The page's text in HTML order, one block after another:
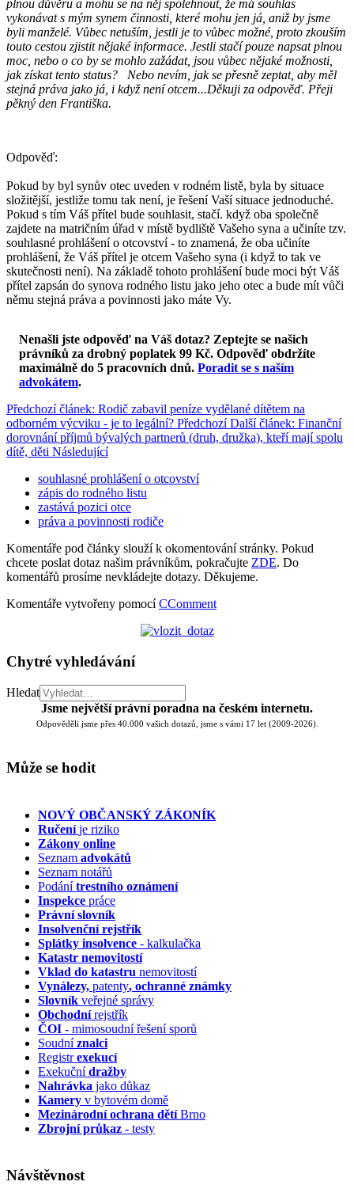
plnou důvěru a mohu se na něj spolehnout, že má souhlas
vykonávat s mým synem činnosti, které mohu jen já, aniž by jsme
byli manželé. Vůbec netuším, jestli je to vůbec možné, proto zkouším
touto cestou zjistit nějaké informace. Jestli stačí pouze napsat plnou
moc, nebo o co by se mohlo zažádat, jsou vůbec nějaké možnosti,
jak získat tento status? Nebo nevím, jak se přesně zeptat, aby měl
stejná práva jako já, i když není otcem...Děkuji za odpověď. Přeji
pěkný den Františka.
Odpověď:
Pokud by byl synův otec uveden v rodném listě, byla by situace
složitější, jestliže tomu tak není, je řešení Vaší situace jednoduché.
Pokud s tím Váš přítel bude souhlasit, stačí. když oba společně
zajdete na matričním úřad v místě bydliště Vašeho syna a učiníte tzv.
souhlasné prohlášení o otcovství - to znamená, že oba učiníte
prohlášení, že Váš přítel je otcem Vašeho syna (i když to tak ve
skutečnosti není). Na základě tohoto prohlášení bude moci být Váš
přítel zapsán do synova rodného listu jako jeho otec a bude mít vůči
němu stejná práva a povinnosti jako máte Vy.
Nenašli jste odpověď na Váš dotaz? Zeptejte se našich
právníků za drobný poplatek 99 Kč. Odpověď obdržíte
maximálně do 5 pracovních dnů. Poradit se s naším
advokátem.
Předchozí článek: Rodič zabavil peníze vydělané dítětem na
odborném výcviku - je to legální? Předchozí Další článek: Finanční
dorovnání příjmů bývalých partnerů (druh, družka), kteří mají spolu
dítě, děti Následující
souhlasné prohlášení o otcovství
zápis do rodného listu
zastává pozici otce
práva a povinnosti rodiče
Komentáře pod články slouží k okomentování stránky. Pokud
chcete poslat dotaz našim právníkům, pokračujte ZDE. Do
komentářů prosíme nevkládejte dotazy. Děkujeme.
Komentáře vytvořeny pomocíCComment
Chytré vyhledávání
Hledat
Jsme největší právní poradna na českém internetu.
Odpověděli jsme přes 40.000 vašich dotazů, jsme s vámi 17 let (2009-2026).
Může se hodit
NOVÝ OBČANSKÝ ZÁKONÍK
Ručeníje riziko
Zákony online
Seznam advokátů
Seznam notářů
Podánítrestního oznámení
Inspekce práce
Právní slovník
Insolvenčnírejstřík
Splátky insolvence - kalkulačka
Katastr nemovitostí
Vklad do katastru nemovitostí
Vynálezy, patenty, ochranné známky
Slovník veřejné správy
Obchodnírejstřík
ČOI - mimosoudní řešení sporů
Soudníznalci
Registrexekucí
Exekučnídražby
Nahrávka jako důkaz
Kamery v bytovém domě
Mezinárodní ochrana dětíBrno
Zbrojní průkaz - testy
Návštěvnost